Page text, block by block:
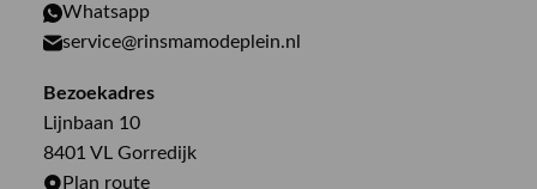
PME Legend
Butcher of Blue
Bekijk alle merken >
Jeans
Jurken
Overhemden
T-shirts
Whatsapp
service@rinsmamodeplein.nl
Bezoekadres
Lijnbaan 10
8401 VL Gorredijk
Plan route